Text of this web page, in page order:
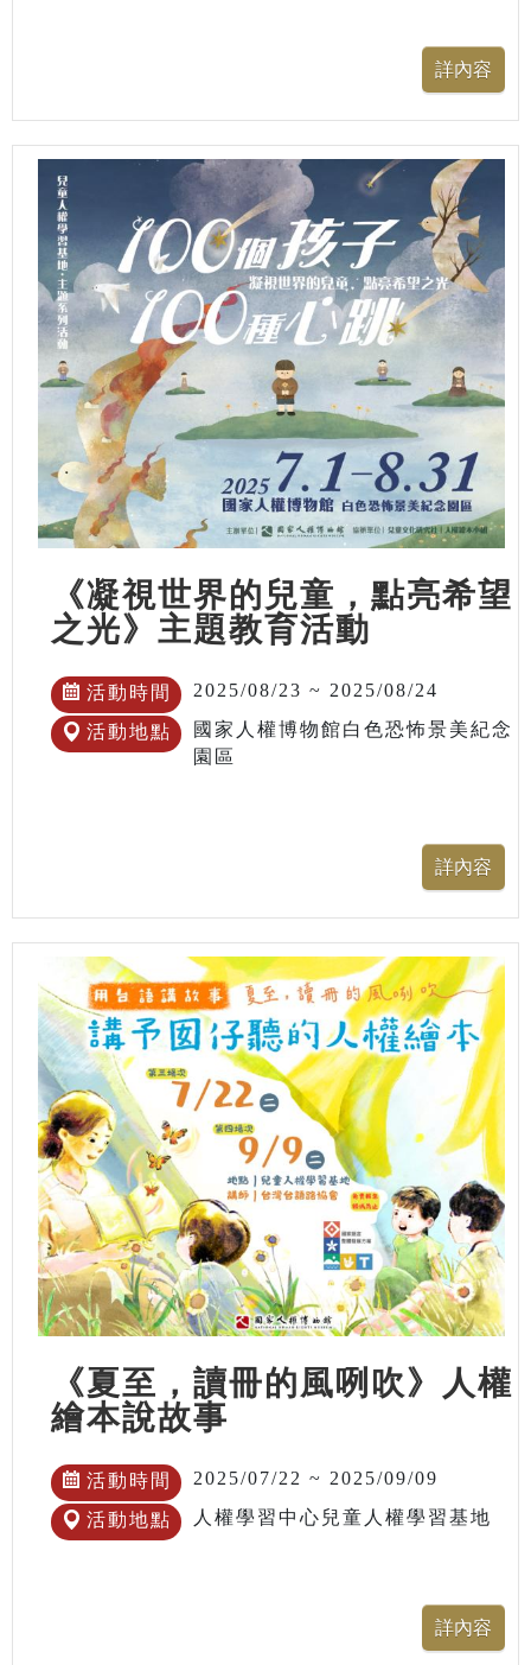
《凝視世界的兒童，點亮希望
之光》主題教育活動
活動時間 2025/08/23 ~ 2025/08/24
活動地點
國家人權博物館白色恐怖景美紀念
園區
《夏至，讀冊的風咧吹》人權
繪本說故事
活動時間 2025/07/22 ~ 2025/09/09
活動地點 人權學習中心兒童人權學習基地